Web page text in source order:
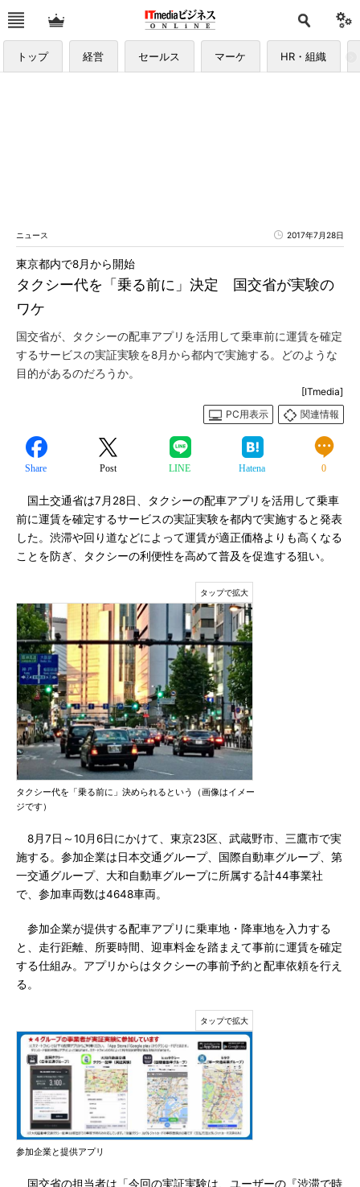
トップ 経営 セールス マーケ HR・組織
ニュース 2017年7月28日
タクシー代を「乗る前に」決定 国交省が実験の
ワケ
東京都内で8月から開始
国交省が、タクシーの配車アプリを活用して乗車前に運賃を確定
するサービスの実証実験を8月から都内で実施する。どのような
目的があるのだろうか。
[ITmedia]
PC用表示
関連情報
Share Post LINE Hatena 0
国土交通省は7月28日、タクシーの配車アプリを活用して乗車
前に運賃を確定するサービスの実証実験を都内で実施すると発表
した。渋滞や回り道などによって運賃が適正価格よりも高くなる
ことを防ぎ、タクシーの利便性を高めて普及を促進する狙い。
タクシー代を「乗る前に」決められるという（画像はイメー
ジです）
8月7日～10月6日にかけて、東京23区、武蔵野市、三鷹市で実
施する。参加企業は日本交通グループ、国際自動車グループ、第
一交通グループ、大和自動車グループに所属する計44事業社
で、参加車両数は4648車両。
参加企業が提供する配車アプリに乗車地・降車地を入力する
と、走行距離、所要時間、迎車料金を踏まえて事前に運賃を確定
する仕組み。アプリからはタクシーの事前予約と配車依頼を行え
る。
参加企業と提供アプリ
国交省の担当者は「今回の実証実験は、ユーザーの『渋滞で時